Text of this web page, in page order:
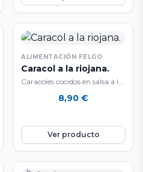
hasta
15,95 €
ALIMENTACIÓN FELGO
Caracol a la riojana.
Caracoles cocidos en salsa a la
salsa de tomate un poco…
8,90 €
Ver producto